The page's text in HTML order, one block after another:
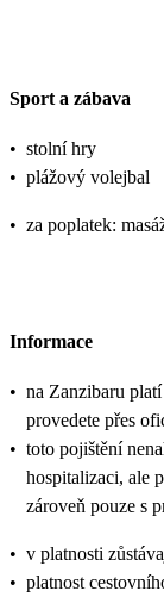
Sport a zábava
• stolní hry
• plážový volejbal
• za poplatek:
Informace
• na Zanzibaru
provedete přes
• toto pojištění
hospitalizaci, ale
zároveň pouze s
• v platnosti
• platnost